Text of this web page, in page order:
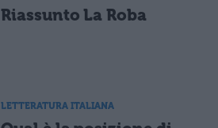
Riassunto La Roba
LETTERATURA ITALIANA